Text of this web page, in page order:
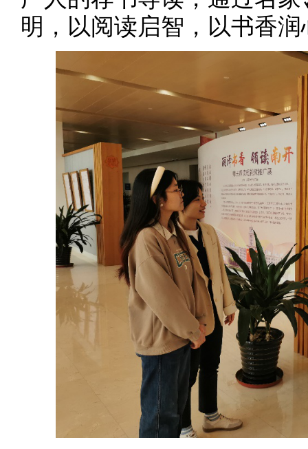
明，以阅读启智，以书香润